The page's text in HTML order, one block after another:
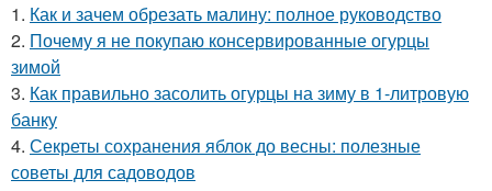
1. Как и зачем обрезать малину: полное руководство
2. Почему я не покупаю консервированные огурцы
зимой
3. Как правильно засолить огурцы на зиму в 1-литровую
банку
4. Секреты сохранения яблок до весны: полезные
советы для садоводов